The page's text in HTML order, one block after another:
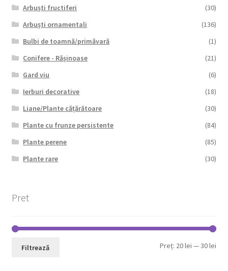
Arbuști fructiferi
(30)
Arbuști ornamentali
(136)
Bulbi de toamnă/primăvară
(1)
Conifere - Rășinoase
(21)
Gard viu
(6)
Ierburi decorative
(18)
Liane/Plante cățărătoare
(30)
Plante cu frunze persistente
(84)
Plante perene
(85)
Plante rare
(30)
Pret
Filtrează Preț: 20 lei —30 lei